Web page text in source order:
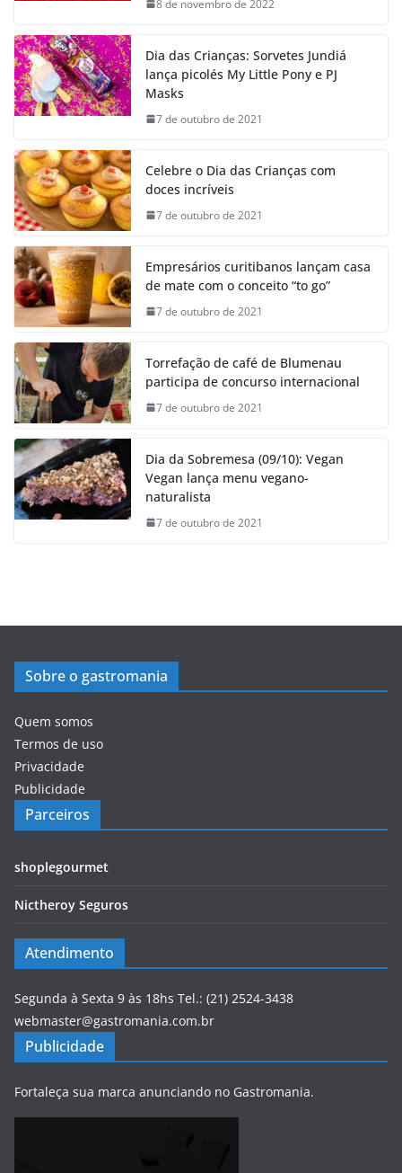
8 de novembro de 2022
Dia das Crianças: Sorvetes Jundiá
lança picolés My Little Pony e PJ
Masks
7 de outubro de 2021
Celebre o Dia das Crianças com
doces incríveis
7 de outubro de 2021
Empresários curitibanos lançam casa
de mate com o conceito “to go”
7 de outubro de 2021
Torrefação de café de Blumenau
participa de concurso internacional
7 de outubro de 2021
Dia da Sobremesa (09/10): Vegan
Vegan lança menu vegano-
naturalista
7 de outubro de 2021
Sobre o gastromania
Quem somos
Termos de uso
Privacidade
Publicidade
Parceiros
shoplegourmet
Nictheroy Seguros
Atendimento
Segunda à Sexta 9 às 18hs Tel.: (21) 2524-3438
webmaster@gastromania.com.br
Publicidade
Fortaleça sua marca anunciando no Gastromania.